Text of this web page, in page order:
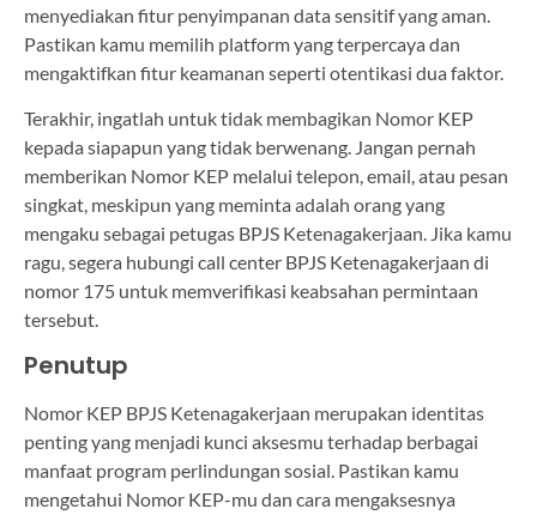
menyediakan fitur penyimpanan data sensitif yang aman.
Pastikan kamu memilih platform yang terpercaya dan
mengaktifkan fitur keamanan seperti otentikasi dua faktor.
Terakhir, ingatlah untuk tidak membagikan Nomor KEP
kepada siapapun yang tidak berwenang. Jangan pernah
memberikan Nomor KEP melalui telepon, email, atau pesan
singkat, meskipun yang meminta adalah orang yang
mengaku sebagai petugas BPJS Ketenagakerjaan. Jika kamu
ragu, segera hubungi call center BPJS Ketenagakerjaan di
nomor 175 untuk memverifikasi keabsahan permintaan
tersebut.
Penutup
Nomor KEP BPJS Ketenagakerjaan merupakan identitas
penting yang menjadi kunci aksesmu terhadap berbagai
manfaat program perlindungan sosial. Pastikan kamu
mengetahui Nomor KEP-mu dan cara mengaksesnya